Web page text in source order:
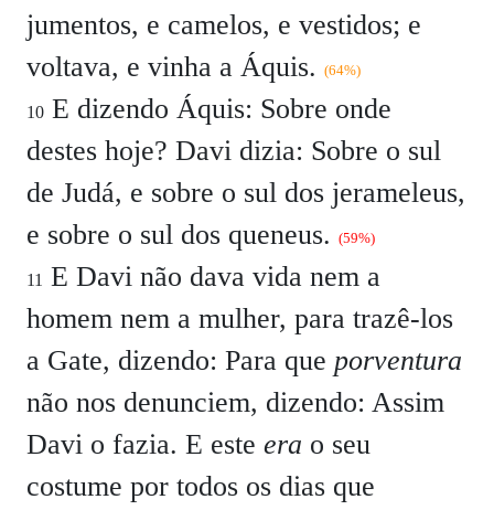
jumentos, e camelos, e vestidos; e
voltava, e vinha a Áquis. (64%)
10 E dizendo Áquis: Sobre onde
destes hoje? Davi dizia: Sobre o sul
de Judá, e sobre o sul dos jerameleus,
e sobre o sul dos queneus. (59%)
11 E Davi não dava vida nem a
homem nem a mulher, para trazê-los
a Gate, dizendo: Para que porventura
não nos denunciem, dizendo: Assim
Davi o fazia. E este era o seu
costume por todos os dias que